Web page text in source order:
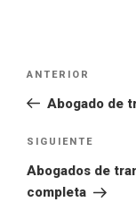
ANTERIOR
Abogado de
SIGUIENTE
Abogados de
completa